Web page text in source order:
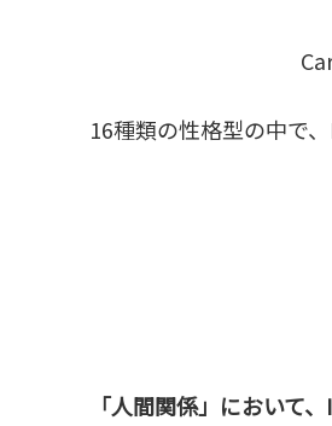
16種類の性格型の中で
「人間関係」において